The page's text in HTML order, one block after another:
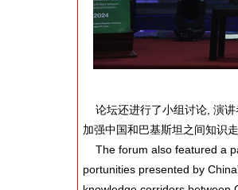
论坛还进行了小组讨论, 演讲
加强中国和巴基斯坦之间知识
The forum also featured a
portunities presented by